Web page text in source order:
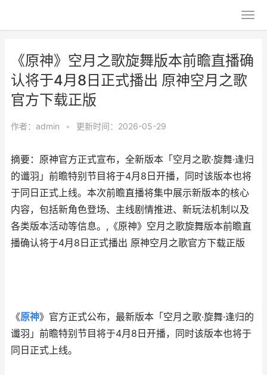
《原神》空月之歌旋舞版本前瞻直播确
认将于4月8日正式播出 原神空月之歌
官方下载正版
作者： admin • 更新时间：2026-05-29
摘要：原神官方正式宣布，全新版本「空月之歌·旋舞·逢归
的谶羽」前瞻特别节目将于4月8日开播，同时该版本也将
于同日正式上线。本次前瞻直播将集中展示新版本的核心
内容，包括新角色登场、主线剧情推进、新玩法机制以及
各类版本活动等信息。,《原神》空月之歌旋舞版本前瞻直
播确认将于4月8日正式播出 原神空月之歌官方下载正版
《原神》官方正式公布，最新版本「空月之歌·旋舞·逢归的
谶羽」前瞻特别节目将于4月8日开播，同时该版本也将于
同日正式上线。